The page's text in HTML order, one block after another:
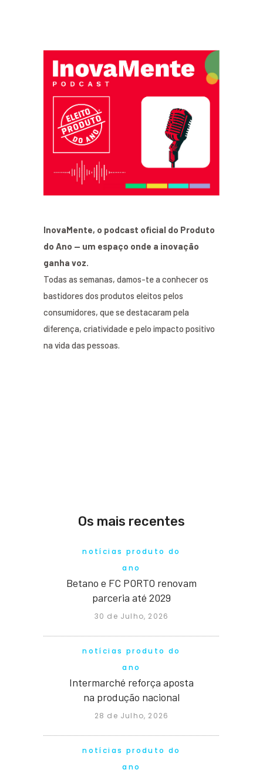
InovaMente, o podcast oficial do Produto
do Ano — um espaço onde a inovação
ganha voz.
Todas as semanas, damos-te a conhecer os
bastidores dos produtos eleitos pelos
consumidores, que se destacaram pela
diferença, criatividade e pelo impacto positivo
na vida das pessoas.
Os mais recentes
notícias produto do
ano
Betano e FC PORTO renovam
parceria até 2029
30 de Julho, 2026
notícias produto do
ano
Intermarché reforça aposta
na produção nacional
28 de Julho, 2026
notícias produto do
ano